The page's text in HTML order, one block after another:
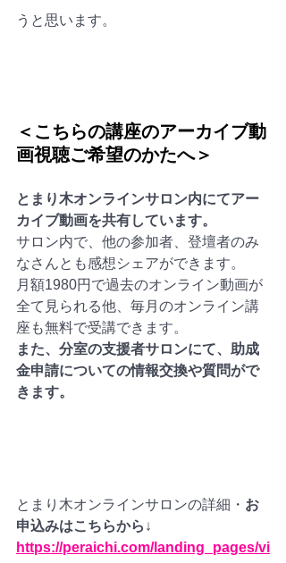
うと思います。
＜こちらの講座のアーカイブ動
画視聴ご希望のかたへ＞
とまり木オンラインサロン内にてアー
カイブ動画を共有しています。
サロン内で、他の参加者、登壇者のみ
なさんとも感想シェアができます。
月額1980円で過去のオンライン動画が
全て見られる他、毎月のオンライン講
座も無料で受講できます。
また、分室の支援者サロンにて、助成
金申請についての情報交換や質問がで
きます。
とまり木オンラインサロンの詳細・ お
申込みはこちらから ↓
https://peraichi.com/landing_pages/vi